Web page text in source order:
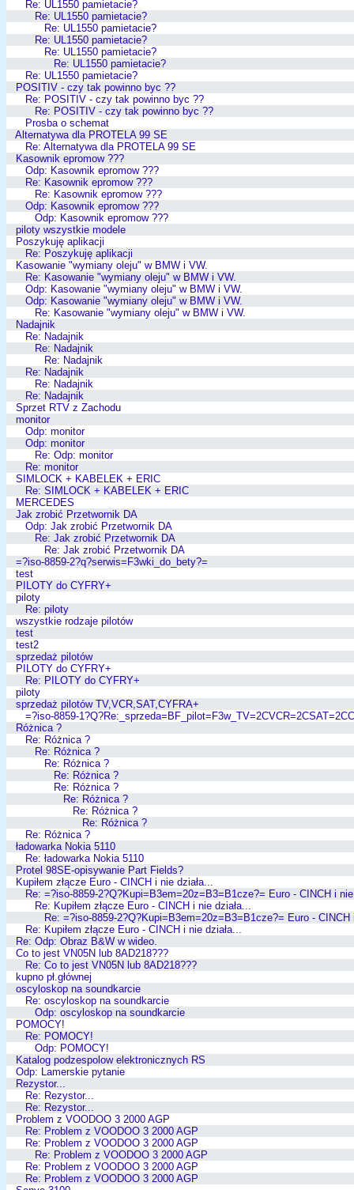
Re: UL1550 pamietacie?
Re: UL1550 pamietacie?
Re: UL1550 pamietacie?
Re: UL1550 pamietacie?
Re: UL1550 pamietacie?
Re: UL1550 pamietacie?
Re: UL1550 pamietacie?
POSITIV - czy tak powinno byc ??
Re: POSITIV - czy tak powinno byc ??
Re: POSITIV - czy tak powinno byc ??
Prosba o schemat
Alternatywa dla PROTELA 99 SE
Re: Alternatywa dla PROTELA 99 SE
Kasownik epromow ???
Odp: Kasownik epromow ???
Re: Kasownik epromow ???
Re: Kasownik epromow ???
Odp: Kasownik epromow ???
Odp: Kasownik epromow ???
piloty wszystkie modele
Poszykuję aplikacji
Re: Poszykuję aplikacji
Kasowanie "wymiany oleju" w BMW i VW.
Re: Kasowanie "wymiany oleju" w BMW i VW.
Odp: Kasowanie "wymiany oleju" w BMW i VW.
Odp: Kasowanie "wymiany oleju" w BMW i VW.
Re: Kasowanie "wymiany oleju" w BMW i VW.
Nadajnik
Re: Nadajnik
Re: Nadajnik
Re: Nadajnik
Re: Nadajnik
Re: Nadajnik
Re: Nadajnik
Sprzet RTV z Zachodu
monitor
Odp: monitor
Odp: monitor
Re: Odp: monitor
Re: monitor
SIMLOCK + KABELEK + ERIC
Re: SIMLOCK + KABELEK + ERIC
MERCEDES
Jak zrobić Przetwornik DA
Odp: Jak zrobić Przetwornik DA
Re: Jak zrobić Przetwornik DA
Re: Jak zrobić Przetwornik DA
=?iso-8859-2?q?serwis=F3wki_do_bety?=
test
PILOTY do CYFRY+
piloty
Re: piloty
wszystkie rodzaje pilotów
test
test2
sprzedaż pilotów
PILOTY do CYFRY+
Re: PILOTY do CYFRY+
piloty
sprzedaż pilotów TV,VCR,SAT,CYFRA+
=?iso-8859-
Różnica ?
Re: Różnica ?
Re: Różnica ?
Re: Różnica ?
Re: Różnica ?
Re: Różnica ?
Re: Różnica ?
Re: Różnica ?
Re: Różnica ?
Re: Różnica ?
ładowarka Nokia 5110
Re: ładowarka Nokia 5110
Protel 98SE-opisywanie Part Fields?
Kupiłem złącze Euro - CINCH i nie działa...
Re: =?iso-8859-2?Q?Kupi=B3em=20z=B3=B1cze?= Euro - CINCH i nie
Re: Kupiłem złącze Euro - CINCH i nie działa...
Re: =?iso-8859-2?Q?Kupi=B3em=20z=B3=B1cze?= Euro - CINCH
Re: Kupiłem złącze Euro - CINCH i nie działa...
Re: Odp: Obraz B&W w wideo.
Co to jest VN05N lub 8AD218???
Re: Co to jest VN05N lub 8AD218???
kupno pł.głównej
oscyloskop na soundkarcie
Re: oscyloskop na soundkarcie
Odp: oscyloskop na soundkarcie
POMOCY!
Re: POMOCY!
Odp: POMOCY!
Katalog podzespolow elektronicznych RS
Odp: Lamerskie pytanie
Rezystor...
Re: Rezystor...
Re: Rezystor...
Problem z VOODOO 3 2000 AGP
Re: Problem z VOODOO 3 2000 AGP
Re: Problem z VOODOO 3 2000 AGP
Re: Problem z VOODOO 3 2000 AGP
Re: Problem z VOODOO 3 2000 AGP
Re: Problem z VOODOO 3 2000 AGP